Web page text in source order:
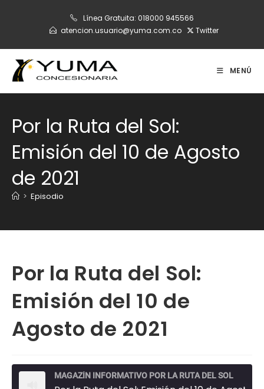
Línea Gratuita: 018000 945566
atencion.usuario@yuma.com.co
Twitter
MENÚ
Por la Ruta del Sol:
Emisión del 10 de Agosto
de 2021
> Episodio
Por la Ruta del Sol:
Emisión del 10 de
Agosto de 2021
MAGAZÍN INFORMATIVO POR LA RUTA DEL SOL